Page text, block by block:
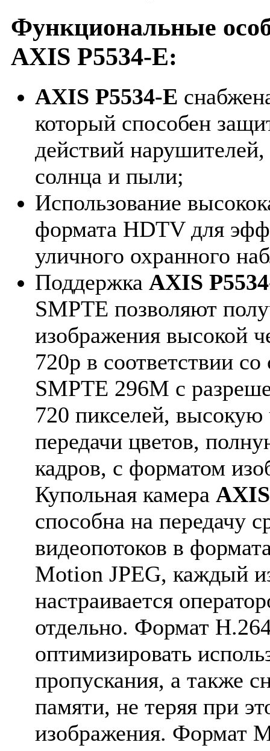
Функциональные
AXIS P5534-E:
AXIS P5534-E
который способен
действий
солнца и пыли;
Использование
формата HDTV для
уличного охранного
Поддержка AXIS
SMPTE позволяют
изображения высокой
720p в соответствии со
SMPTE 296M с
720 пикселей, высокую
передачи цветов,
кадров, с форматом
Купольная камера
способна на передачу
видеопотоков в
Motion JPEG, каждый
настраивается
отдельно. Формат
оптимизировать
пропускания, а также
памяти, не теряя при
изображения. Формат